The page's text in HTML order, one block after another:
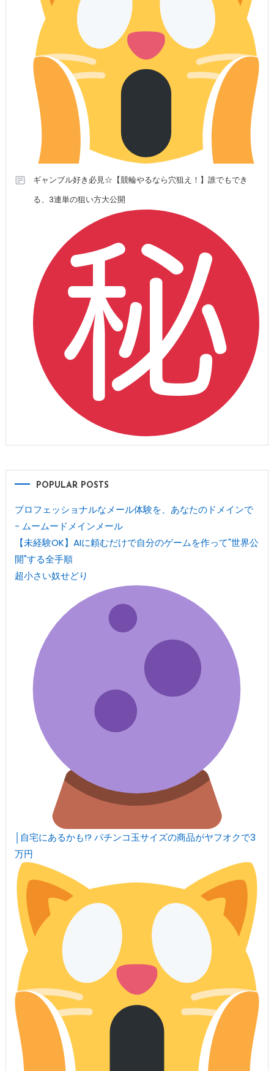
ギャンブル好き必見☆【競輪やるなら穴狙え！】誰でもでき
る、3連単の狙い方大公開
POPULAR POSTS
プロフェッショナルなメール体験を、あなたのドメインで
- ムームードメインメール
【未経験OK】AIに頼むだけで自分のゲームを作って"世界公
開"する全手順
超小さい奴せどり
│自宅にあるかも!? パチンコ玉サイズの商品がヤフオクで3
万円